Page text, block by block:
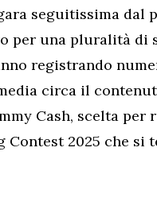
seguitissima dal
per una pluralità di
registrando
circa il
Cash, scelta per
2025 che si